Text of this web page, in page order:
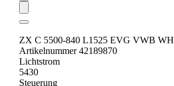
ZX C 5500-840 L1525 EVG VWB WH
Artikelnummer 42189870
Lichtstrom
5430
Steuerung